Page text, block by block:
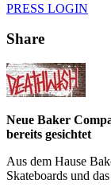
PRESS LOGIN
Share
Neue Baker
bereits gesichtet
Aus dem Hause
Skateboards und